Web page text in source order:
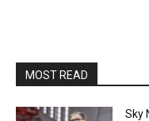
MOST READ
Sky